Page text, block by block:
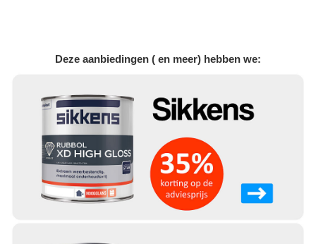
Deze aanbiedingen ( en meer) hebben we: